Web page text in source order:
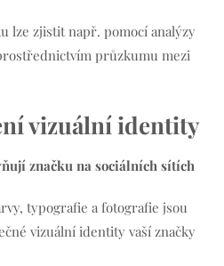
lze zjistit např. pomocí analýzy
průzkumu mezi
vizuální identity
značku na sociálních sítích
typografie a fotografie jsou
vizuální identity vaší značky